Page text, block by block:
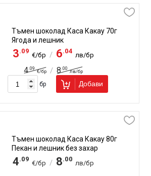
Тъмен шоколад Каса Какау 70г
Ягода и лешник
3.09
€/бр / 6.04
лв/бр
4 .09
€/бр / 8 .00
лв/бр
бр Добави
Тъмен шоколад Каса Какау 80г
Пекан и лешник без захар
4.09
€/бр / 8.00
лв/бр